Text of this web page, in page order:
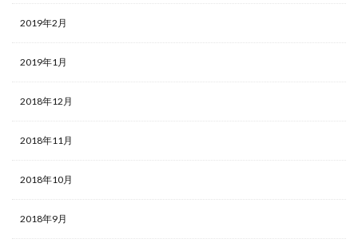
2019年2月
2019年1月
2018年12月
2018年11月
2018年10月
2018年9月